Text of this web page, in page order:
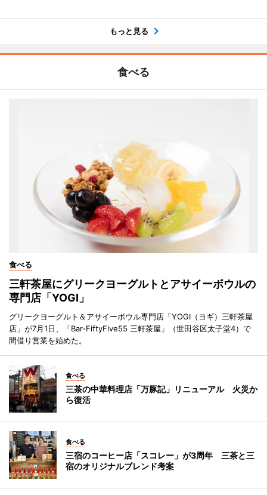
もっと見る
食べる
食べる
三軒茶屋にグリークヨーグルトとアサイーボウルの
専門店「YOGI」
グリークヨーグルト＆アサイーボウル専門店「YOGI（ヨギ）三軒茶屋
店」が7月1日、「Bar-FiftyFive55 三軒茶屋」（世田谷区太子堂4）で
間借り営業を始めた。
食べる
三茶の中華料理店「万豚記」リニューアル 火災か
ら復活
食べる
三宿のコーヒー店「スコレー」が3周年 三茶と三
宿のオリジナルブレンド考案